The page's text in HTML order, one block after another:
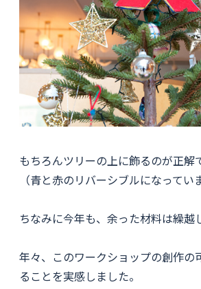
もちろんツリーの上に飾るのが正解
（青と赤のリバーシブルになってい
ちなみに今年も、余った材料は繰越
年々、このワークショップの創作の
ることを実感しました。